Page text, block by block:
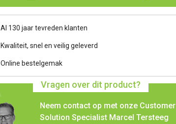
Al 130 jaar tevreden klanten
Kwaliteit, snel en veilig geleverd
Online bestelgemak
Vragen over dit product?
Neem contact op met onze Customer
Solution Specialist Marcel Tersteeg